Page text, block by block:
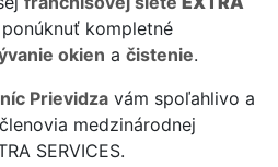
kompletné
okien a čistenie.
Prievidza vám spoľahlivo a
medzinárodnej
SERVICES.